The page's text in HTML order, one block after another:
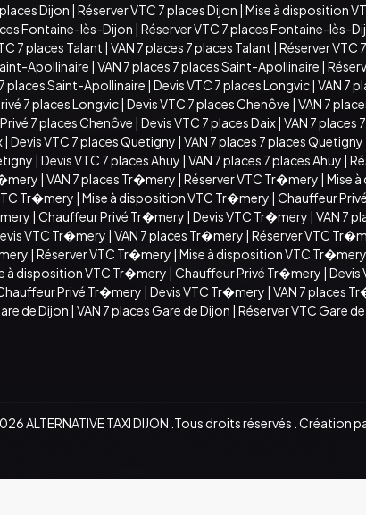
Dijon | Réserver VTC 7 places Dijon | Mise à disposition
Fontaine-lès-Dijon | Réserver VTC 7 places Fontaine-lès-
7 places Talant | VAN 7 places 7 places Talant | Réserver VTC
Apollinaire | VAN 7 places 7 places Saint-Apollinaire |
places Saint-Apollinaire | Devis VTC 7 places Longvic| VAN 7
7 places Longvic| Devis VTC 7 places Chenôve | VAN 7
7 places Chenôve | Devis VTC 7 places Daix| VAN 7 places
| Devis VTC 7 places Quetigny | VAN 7 places 7 places Quetigny
| Devis VTC 7 places Ahuy | VAN 7 places 7 places Ahuy |
| VAN 7 places Tr�mery | Réserver VTC Tr�mery | Mise
Tr�mery | Mise à disposition VTC Tr�mery | Chauffeur
| Chauffeur Privé Tr�mery | Devis VTC Tr�mery | VAN 7
VTC Tr�mery | VAN 7 places Tr�mery | Réserver VTC
| Réserver VTC Tr�mery | Mise à disposition VTC Tr�mery
à disposition VTC Tr�mery | Chauffeur Privé Tr�mery | Devis
Privé Tr�mery | Devis VTC Tr�mery | VAN 7 places
de Dijon | VAN 7 places Gare de Dijon | Réserver VTC Gare
ALTERNATIVE TAXI DIJON .Tous droits réservés . Création